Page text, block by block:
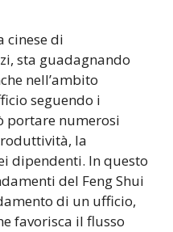
cinese di
sta guadagnando
nell’ambito
seguendo i
portare numerosi
la
dipendenti. In questo
del Feng Shui
di un ufficio,
favorisca il flusso